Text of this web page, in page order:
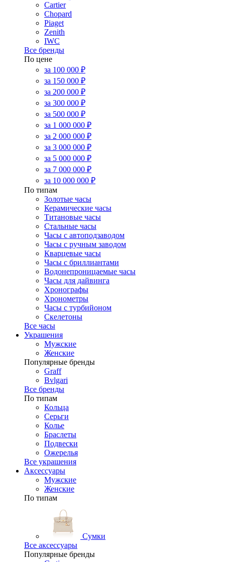
Cartier
Chopard
Piaget
Zenith
IWC
Все бренды
По цене
за 100 000 ₽
за 150 000 ₽
за 200 000 ₽
за 300 000 ₽
за 500 000 ₽
за 1 000 000 ₽
за 2 000 000 ₽
за 3 000 000 ₽
за 5 000 000 ₽
за 7 000 000 ₽
за 10 000 000 ₽
По типам
Золотые часы
Керамические часы
Титановые часы
Стальные часы
Часы с автоподзаводом
Часы с ручным заводом
Кварцевые часы
Часы с бриллиантами
Водонепроницаемые часы
Часы для дайвинга
Хронографы
Хронометры
Часы с турбийоном
Скелетоны
Все часы
Украшения
Мужские
Женские
Популярные бренды
Graff
Bvlgari
Все бренды
По типам
Кольца
Серьги
Колье
Браслеты
Подвески
Ожерелья
Все украшения
Аксессуары
Мужские
Женские
По типам
Сумки
Все аксессуары
Популярные бренды